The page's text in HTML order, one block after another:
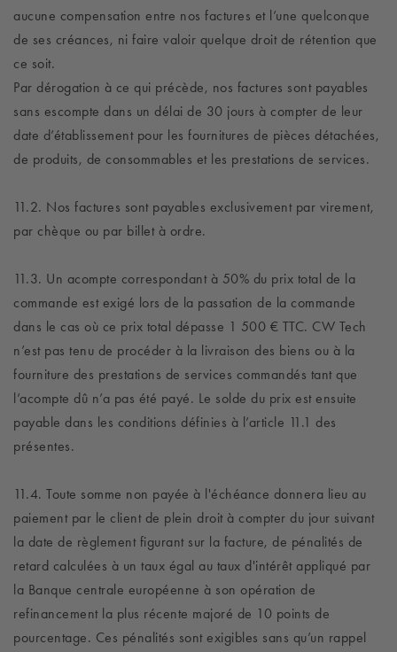
aucune compensation entre nos factures et l’une quelconque
de ses créances, ni faire valoir quelque droit de rétention que
ce soit.
Par dérogation à ce qui précède, nos factures sont payables
sans escompte dans un délai de 30 jours à compter de leur
date d’établissement pour les fournitures de pièces détachées,
de produits, de consommables et les prestations de services.
11.2. Nos factures sont payables exclusivement par virement,
par chèque ou par billet à ordre.
11.3. Un acompte correspondant à 50% du prix total de la
commande est exigé lors de la passation de la commande
dans le cas où ce prix total dépasse 1 500 € TTC. CW Tech
n’est pas tenu de procéder à la livraison des biens ou à la
fourniture des prestations de services commandés tant que
l’acompte dû n’a pas été payé. Le solde du prix est ensuite
payable dans les conditions définies à l’article 11.1 des
présentes.
11.4. Toute somme non payée à l'échéance donnera lieu au
paiement par le client de plein droit à compter du jour suivant
la date de règlement figurant sur la facture, de pénalités de
retard calculées à un taux égal au taux d'intérêt appliqué par
la Banque centrale européenne à son opération de
refinancement la plus récente majoré de 10 points de
pourcentage. Ces pénalités sont exigibles sans qu’un rappel